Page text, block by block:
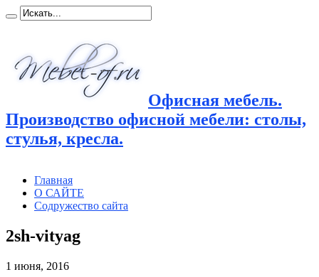
Офисная мебель.
Производство офисной мебели: столы,
стулья, кресла.
Главная
О САЙТЕ
Содружество сайта
2sh-vityag
1 июня, 2016